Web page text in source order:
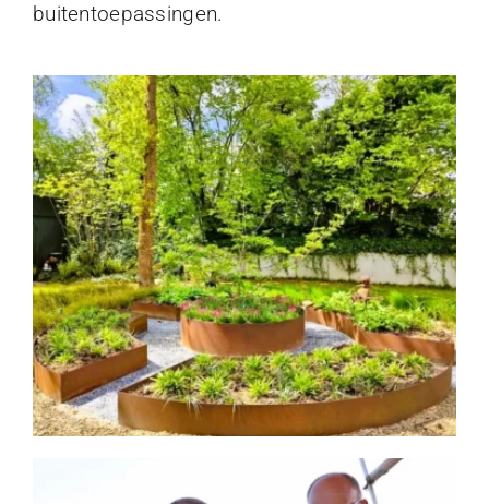
buitentoepassingen.